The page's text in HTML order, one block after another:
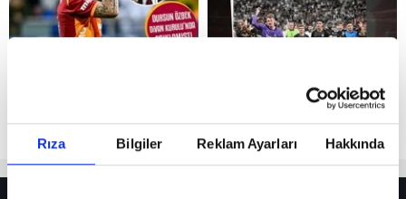
Rıza Bilgiler Reklam Ayarları Hakkında